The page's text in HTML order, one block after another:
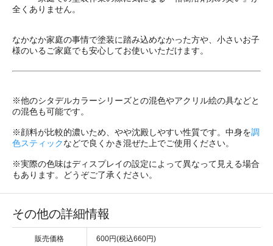
全くありません。
なかなか家庭の事情で塗装に踏み込めなかった方や、小さいお子
様のいるご家庭でも安心してお使いいただけます。
※他のシタデルカラーシリーズとの混色やアクリル絵の具などと
の混色も可能です。
※顔料が比較的濃いため、やや沈殿しやすい性質です。中身を調
色スティックなどで良くかき混ぜた上でご使用ください。
※実際の色味はディスプレイの設定によって異なって見える場合
もあります。どうぞご了承ください。
その他の詳細情報
販売価格 600円(税込660円)